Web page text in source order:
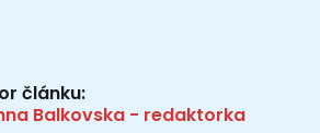
článku:
Balkovska - redaktorka